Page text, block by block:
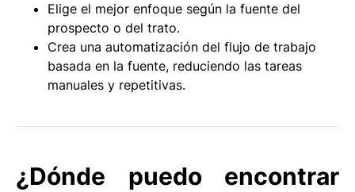
Elige el mejor enfoque según la fuente del
prospecto o del trato.
Crea una automatización del flujo de trabajo
basada en la fuente, reduciendo las tareas
manuales y repetitivas.
¿Dónde puedo encontrar